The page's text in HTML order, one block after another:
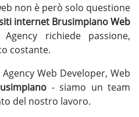
non è però solo questione
internet BrusimpianoWeb
richiede passione,
costante.
Web Developer, Web
- siamo un team
del nostro lavoro.